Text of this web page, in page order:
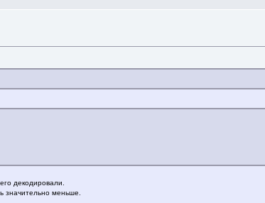
декодировали.
значительно меньше.